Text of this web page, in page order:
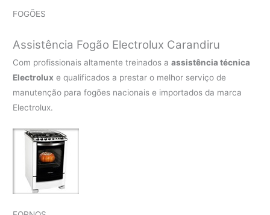
FOGÕES
Assistência Fogão Electrolux Carandiru
Com profissionais altamente treinados aassistência técnica
Electrolux e qualificados a prestar o melhor serviço de
manutenção para fogões nacionais e importados da marca
Electrolux.